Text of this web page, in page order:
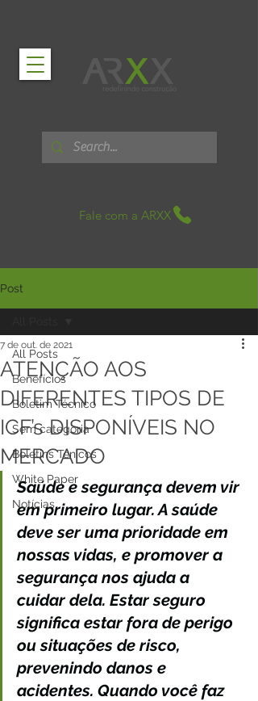
Fale com a ARXX
Post
All Posts
Benefícios
Boletim Técnico
Sem categoria
Boletins Ténicos
White Paper
Notícias
ATENÇÃO AOS
DIFERENTES TIPOS DE
ICF’s DISPONÍVEIS NO
MERCADO
7 de out. de 2021
Saúde e segurança devem vir
em primeiro lugar. A saúde
deve ser uma prioridade em
nossas vidas, e promover a
segurança nos ajuda a
cuidar dela. Estar seguro
significa estar fora de perigo
ou situações de risco,
prevenindo danos e
acidentes. Quando você faz